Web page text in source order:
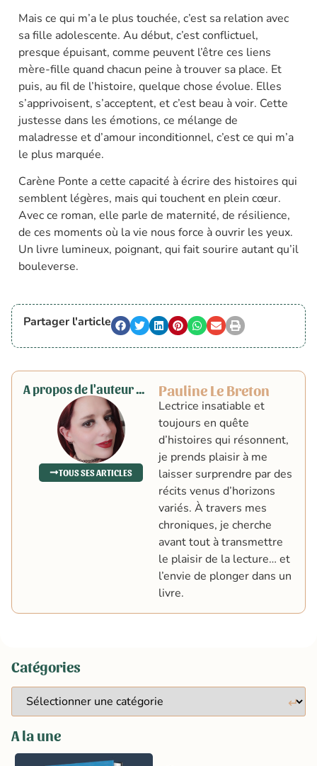
Mais ce qui m’a le plus touchée, c’est sa relation avec
sa fille adolescente. Au début, c’est conflictuel,
presque épuisant, comme peuvent l’être ces liens
mère-fille quand chacun peine à trouver sa place. Et
puis, au fil de l’histoire, quelque chose évolue. Elles
s’apprivoisent, s’acceptent, et c’est beau à voir. Cette
justesse dans les émotions, ce mélange de
maladresse et d’amour inconditionnel, c’est ce qui m’a
le plus marquée.
Carène Ponte a cette capacité à écrire des histoires qui
semblent légères, mais qui touchent en plein cœur.
Avec ce roman, elle parle de maternité, de résilience,
de ces moments où la vie nous force à ouvrir les yeux.
Un livre lumineux, poignant, qui fait sourire autant qu’il
bouleverse.
Partager l'article
A propos de l'auteur ...
TOUS SES ARTICLES
Pauline Le Breton
Lectrice insatiable et
toujours en quête
d’histoires qui résonnent,
je prends plaisir à me
laisser surprendre par des
récits venus d’horizons
variés. À travers mes
chroniques, je cherche
avant tout à transmettre
le plaisir de la lecture… et
l’envie de plonger dans un
livre.
Catégories
A la une